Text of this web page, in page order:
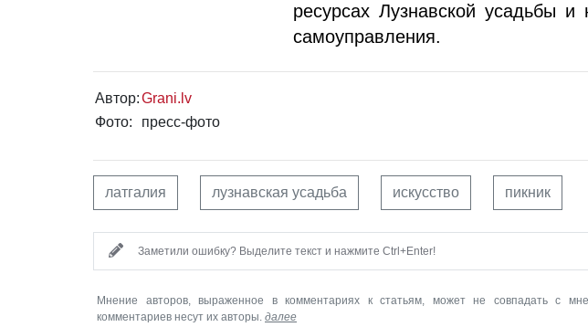
ресурсах Лузнавской усадьбы и
самоуправления.
Автор:Grani.lv
Фото:
пресс-фото
латгалия лузнавская усадьба искусство пикник
Заметили ошибку? Выделите текст и нажмите Ctrl+Enter!
Мнение авторов, выраженное в комментариях к статьям, может не совпадать с
комментариев несут их авторы. далее